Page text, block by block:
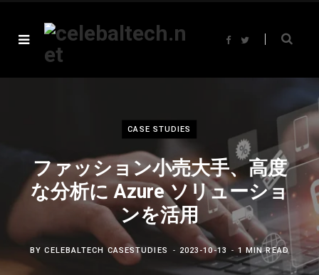
F
b
t
CASE STUDIES
ファッション小売大手、高度
な分析に Azure ソリューショ
ンを活用
BYCELEBALTECH CASESTUDIES 2023-10-13 1 MIN READ